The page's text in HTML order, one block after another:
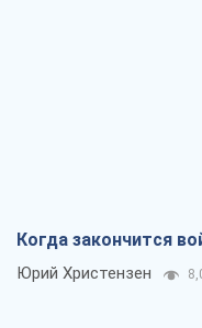
Когда закончится
Юрий Христензен